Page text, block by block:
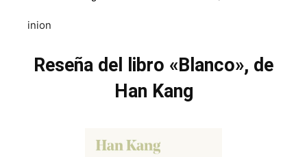
inion
Reseña del libro «Blanco», de
Han Kang